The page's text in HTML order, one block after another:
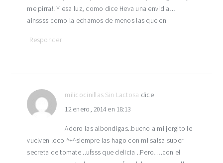
me pirra!! Y esa luz, como dice Heva una envidia…
ainssss como la echamos de menos las que en
Responder
milicocinillas Sin Lactosa dice
12 enero, 2014 en 18:13
Adoro las albondigas..bueno a mi jorgito le
vuelven loco ^+^siempre las hago con mi salsa super
secreta de tomate ..ufsss que delicia ..Pero….con el